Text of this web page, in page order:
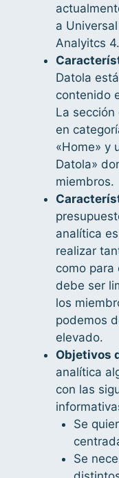
a
Analyitcs 4.
Datola
contenido
La
en
«Home» y
Datola»
miembros.
analítica
realizar
como para
debe ser
los
podemos
elevado.
Objetivos
analítica
con las
Se
Se